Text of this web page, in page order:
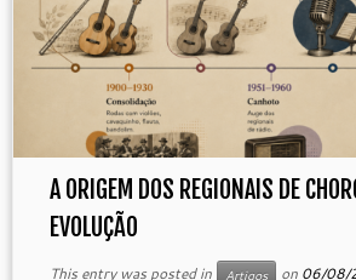
A ORIGEM DOS REGIONAIS DE
EVOLUÇÃO
This entry was posted in Artigos on 06/08/